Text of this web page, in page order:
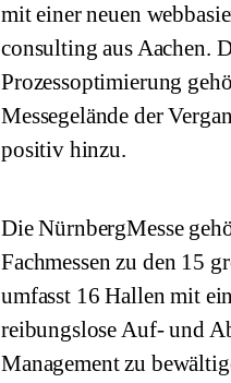
mit einer neuen
consulting aus Aachen.
Prozessoptimierung
Messegelände der
positiv hinzu.
Die NürnbergMesse
Fachmessen zu den 15
umfasst 16 Hallen mit
reibungslose Auf- und
Management zu